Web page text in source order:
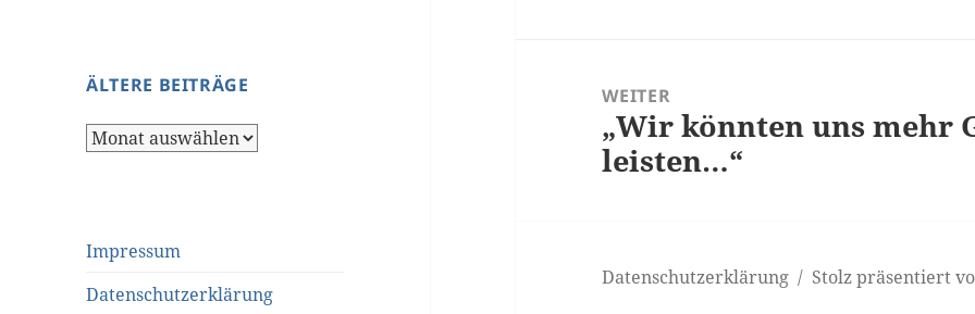
ÄLTERE BEITRÄGE
Ältere
Impressum
Datenschutzerklärung
WEITER
Nächster
Beitrag:
„Wir könnten uns mehr
leisten…“
Datenschutzerklärung Stolz präsentiert